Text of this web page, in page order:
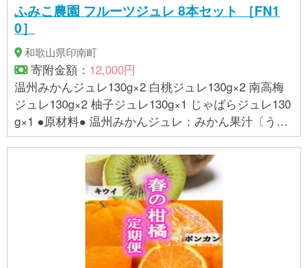
保存し、なるべく早くお召し上がりください。 【ア
レルギー】 もも 洋酒は商品に加味しているのではな
く、原材料（若桃）の一部に使用しております。ア
ルコール度数はほとんどございませんが、アルコー
ルに過敏な方や、乳幼児のお子様がお召し上がりに
なる際はどうぞご注意下さいませ。 ※ 表示内容に関
しては各事業者の指定に基づき掲載しており、一切
の内容を保証するものではございません。 ※ご不明の
点がございましたら事業者まで直接お問い合わせ下
ふみこ農園 フルーツジュレ 8本セット ［FN1
0］
和歌山県印南町
寄附金額： 12,000円
温州みかんジュレ130g×2 白桃ジュレ130g×2 南高梅
ジュレ130g×2 柚子ジュレ130g×1 じゃばらジュレ130
g×1 ●原材料● 温州みかんジュレ：みかん果汁〔うん
しゅうみかん（和歌山県産）〕、砂糖／ゲル化剤
（増粘多糖類）、酸味料、酸化防止剤（ビタミン
Ｃ） 白桃ジュレ：白桃ピューレ〔白桃（和歌山県
産）〕、砂糖／ゲル化剤（増粘多糖類）、酸味料、
酸化防止剤（ビタミンＣ）、（一部にももを含む）
南高梅ジュレ：梅果汁［糖類〔果糖ぶどう糖液糖
（国内製造）、砂糖〕、梅（和歌山県産）］、砂糖
／ゲル化剤（増粘多糖類）、酸味料、香料、着色料